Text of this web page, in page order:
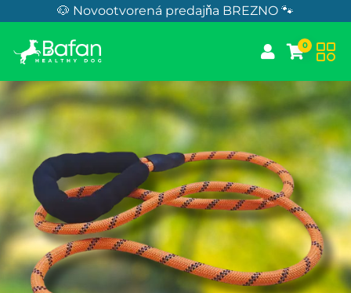
Skip to Content🐶 Novootvorená predajňa BREZNO 🐾
0